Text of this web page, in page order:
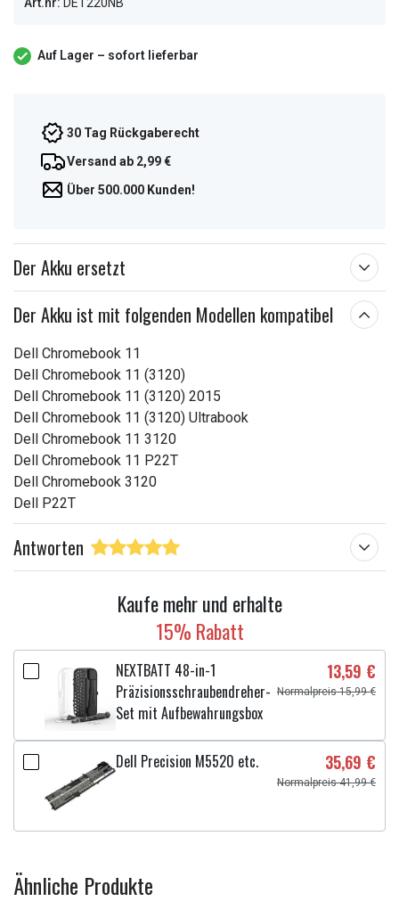
Auf Lager – sofort lieferbar
30 Tag Rückgaberecht
Versand ab 2,99 €
Über 500.000 Kunden!
Der Akku ersetzt
Der Akku ist mit folgenden Modellen kompatibel
Dell Chromebook 11
Dell Chromebook 11 (3120)
Dell Chromebook 11 (3120) 2015
Dell Chromebook 11 (3120) Ultrabook
Dell Chromebook 11 3120
Dell Chromebook 11 P22T
Dell Chromebook 3120
Dell P22T
Antworten
Kaufe mehr und erhalte
15% Rabatt
NEXTBATT 48-in-1
Präzisionsschraubendreher-
Set mit Aufbewahrungsbox
13,59 €
Normalpreis 15,99 €
Dell Precision M5520 etc. 35,69 €
Normalpreis 41,99 €
Ähnliche Produkte